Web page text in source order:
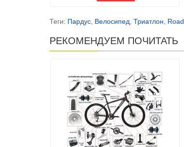
Теги: Пардус Велосипед Триатлон Road
РЕКОМЕНДУЕМ ПОЧИТАТЬ